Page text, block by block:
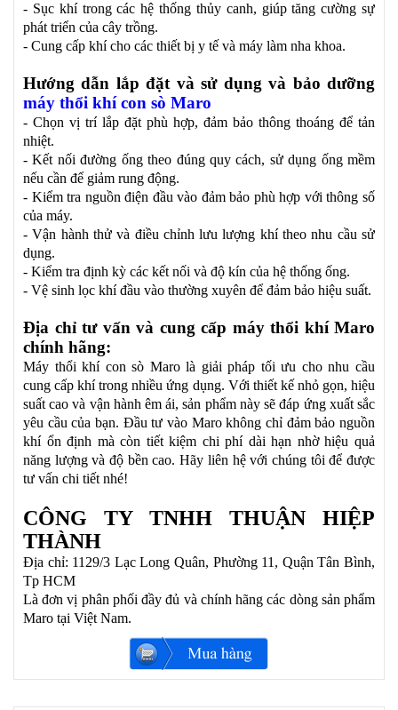
- Sục khí trong các hệ thống thủy canh, giúp tăng cường sự
phát triển của cây trồng.
- Cung cấp khí cho các thiết bị y tế và máy làm nha khoa.
Hướng dẫn lắp đặt và sử dụng và bảo dưỡng
máy thổi khí con sò Maro
- Chọn vị trí lắp đặt phù hợp, đảm bảo thông thoáng để tản
nhiệt.
- Kết nối đường ống theo đúng quy cách, sử dụng ống mềm
nếu cần để giảm rung động.
- Kiểm tra nguồn điện đầu vào đảm bảo phù hợp với thông số
của máy.
- Vận hành thử và điều chỉnh lưu lượng khí theo nhu cầu sử
dụng.
- Kiểm tra định kỳ các kết nối và độ kín của hệ thống ống.
- Vệ sinh lọc khí đầu vào thường xuyên để đảm bảo hiệu suất.
Địa chỉ tư vấn và cung cấp máy thổi khí Maro
chính hãng:
Máy thổi khí con sò Maro là giải pháp tối ưu cho nhu cầu
cung cấp khí trong nhiều ứng dụng. Với thiết kế nhỏ gọn, hiệu
suất cao và vận hành êm ái, sản phẩm này sẽ đáp ứng xuất sắc
yêu cầu của bạn. Đầu tư vào Maro không chỉ đảm bảo nguồn
khí ổn định mà còn tiết kiệm chi phí dài hạn nhờ hiệu quả
năng lượng và độ bền cao. Hãy liên hệ với chúng tôi để được
tư vấn chi tiết nhé!
CÔNG TY TNHH THUẬN HIỆP
THÀNH
Địa chỉ: 1129/3 Lạc Long Quân, Phường 11, Quận Tân Bình,
Tp HCM
Là đơn vị phân phối đầy đủ và chính hãng các dòng sản phẩm
Maro tại Việt Nam.